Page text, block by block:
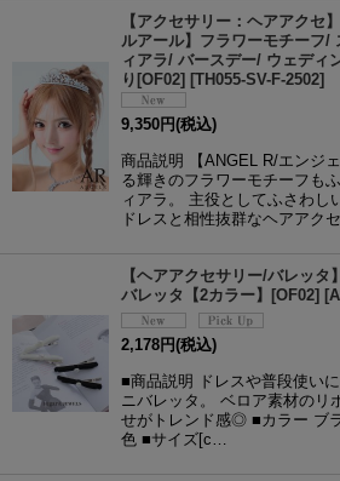
【アクセサリー：ヘアアクセ
ルアール】フラワーモチーフ/
ィアラ/ バースデー/ ウェディ
り[OF02] [TH055-SV-F-2502]
9,350 円(税込)
商品説明 【ANGEL R/エンジ
る輝きのフラワーモチーフも
ィアラ。 主役としてふさわし
ドレスと相性抜群なヘアアク
【ヘアアクセサリー/バレッタ
バレッタ【2カラー】[OF02] [
2,178円(税込)
■商品説明 ドレスや普段使い
ニバレッタ。 ベロア素材のリ
せがトレンド感◎ ■カラー ブ
色 ■サイズ[c…